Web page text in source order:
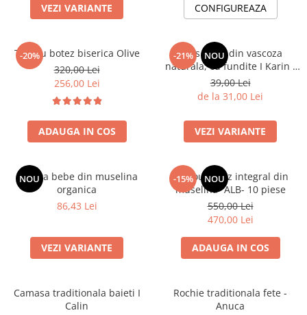
Botosei
Fulare si esarfe
Saci de dormit bebe
Prosoape
Perii de par bebe
Camasi baieti
Body-uri bebe
VEZI VARIANTE CONFIGUREAZA
-20%
Trusou botez biserica Olive
320,00 Lei
256,00 Lei
ADAUGA IN COS
-21% NOU
Dres bebe din vascoza
naturala, cu fundite I Karin I
ALB
39,00 Lei
de la 31,00 Lei
VEZI VARIANTE
NOU
Boneta bebe din muselina
organica
86,43 Lei
VEZI VARIANTE
-15% NOU
Trusou botez integral din
muselina- ALB- 10 piese
550,00 Lei
470,00 Lei
ADAUGA IN COS
Camasa traditionala baieti I
Calin
Rochie traditionala fete -
Anuca